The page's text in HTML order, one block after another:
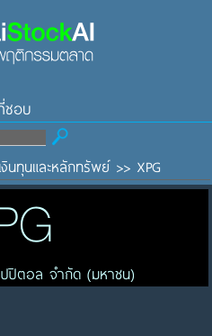
ชอบ
เงินทุนและหลักทรัพย์>> XPG
ปิตอล จำกัด (มหาชน)